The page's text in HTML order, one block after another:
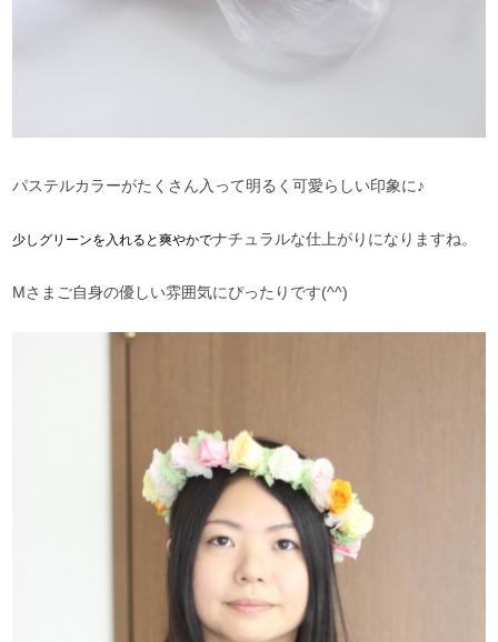
パステルカラーがたくさん入って明るく可愛らしい印象に♪
少しグリーンを入れると爽やかでナチュラルな仕上がりになりますね。
Mさまご自身の優しい雰囲気にぴったりです(^^)